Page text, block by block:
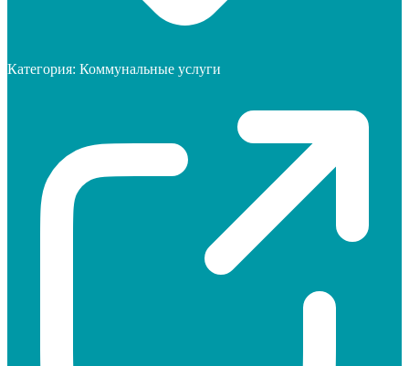
Категория: Коммунальные услуги